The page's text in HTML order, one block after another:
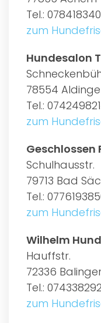
Tel.:
zum
Hundesalon
78554
Tel.:
zum
Geschlossen
Schulhausstr.
79713 Bad
Tel.:
zum
Wilhelm
Hauffstr.
72336
Tel.: 074338292
zum